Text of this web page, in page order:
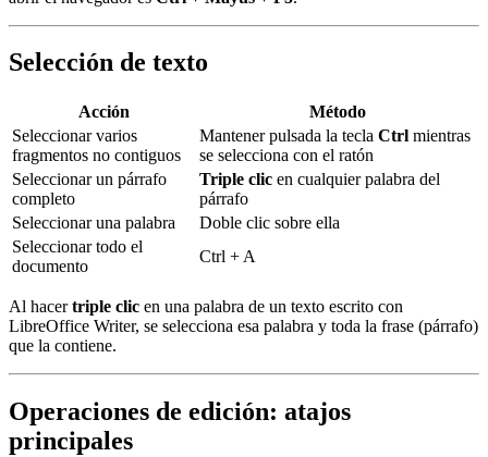
Selección de texto
Acción
Método
Seleccionar varios
fragmentos no contiguos
Mantener pulsada la tecla Ctrl mientras
se selecciona con el ratón
Seleccionar un párrafo
completo
Triple clic en cualquier palabra del
párrafo
Seleccionar una palabra
Doble clic sobre ella
Seleccionar todo el
documento
Ctrl + A
Al hacertriple clic en una palabra de un texto escrito con
LibreOffice Writer, se selecciona esa palabra y toda la frase (párrafo)
que la contiene.
Operaciones de edición: atajos
principales